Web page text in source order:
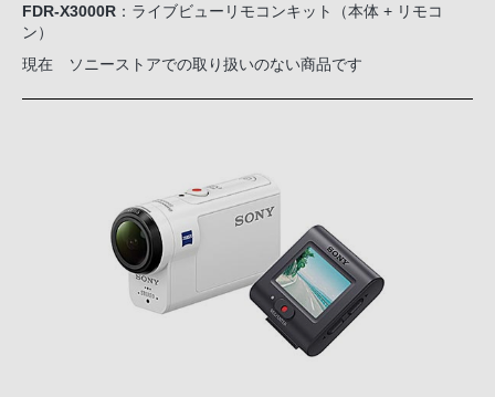
FDR-X3000R ：ライブビューリモコンキット（本体 + リモコ
ン）
現在 ソニーストアでの取り扱いのない商品です